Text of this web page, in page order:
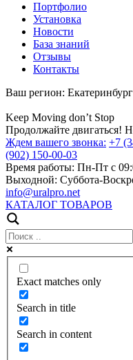
Портфолио
Установка
Новости
База знаний
Отзывы
Контакты
Ваш регион: Екатеринбург
Keep Moving don’t Stop
Продолжайте двигаться!
Ждем вашего звонка: +7
(902) 150-00-03
Время работы: Пн-Пт с
Выходной: Суббота-
info@uralpro.net
КАТАЛОГ ТОВАРОВ
Exact matches only
Search in title
Search in content